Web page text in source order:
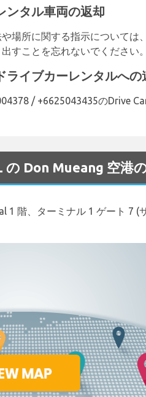
ンタル車両の返却
場所に関する指示について
すことを忘れないでください。
ライブカーレンタルへの
/ +6625043435のDrive
の Don Mueang 空港
1 階、ターミナル 1 ゲート 7 (